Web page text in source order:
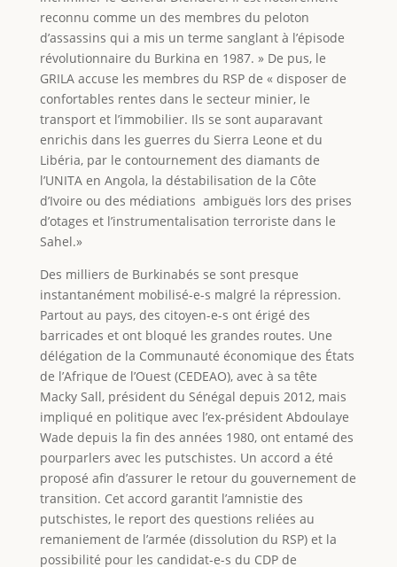
reconnu comme un des membres du peloton
d’assassins qui a mis un terme sanglant à l’épisode
révolutionnaire du Burkina en 1987. » De pus, le
GRILA accuse les membres du RSP de « disposer de
confortables rentes dans le secteur minier, le
transport et l’immobilier. Ils se sont auparavant
enrichis dans les guerres du Sierra Leone et du
Libéria, par le contournement des diamants de
l’UNITA en Angola, la déstabilisation de la Côte
d’Ivoire ou des médiations ambiguës lors des prises
d’otages et l’instrumentalisation terroriste dans le
Sahel.»
Des milliers de Burkinabés se sont presque
instantanément mobilisé-e-s malgré la répression.
Partout au pays, des citoyen-e-s ont érigé des
barricades et ont bloqué les grandes routes. Une
délégation de la Communauté économique des États
de l’Afrique de l’Ouest (CEDEAO), avec à sa tête
Macky Sall, président du Sénégal depuis 2012, mais
impliqué en politique avec l’ex-président Abdoulaye
Wade depuis la fin des années 1980, ont entamé des
pourparlers avec les putschistes. Un accord a été
proposé afin d’assurer le retour du gouvernement de
transition. Cet accord garantit l’amnistie des
putschistes, le report des questions reliées au
remaniement de l’armée (dissolution du RSP) et la
possibilité pour les candidat-e-s du CDP de